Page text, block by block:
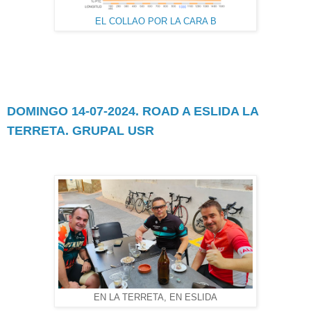
EL COLLAO POR LA CARA B
DOMINGO 14-07-2024. ROAD A ESLIDA LA
TERRETA. GRUPAL USR
EN LA TERRETA, EN ESLIDA